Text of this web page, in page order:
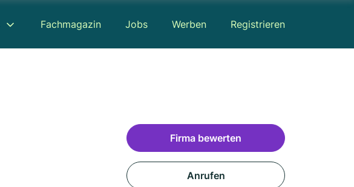
Fachmagazin Jobs Werben Registrieren
Firma bewerten
Anrufen